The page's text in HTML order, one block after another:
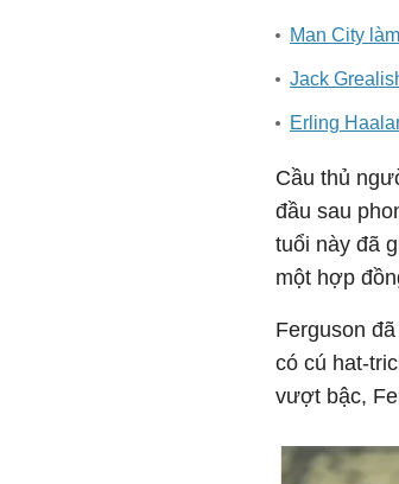
Man City
Jack
Erling
Cầu thủ
đầu sau
tuổi này đã
một hợp
Ferguson
có cú hat-
vượt bậc,